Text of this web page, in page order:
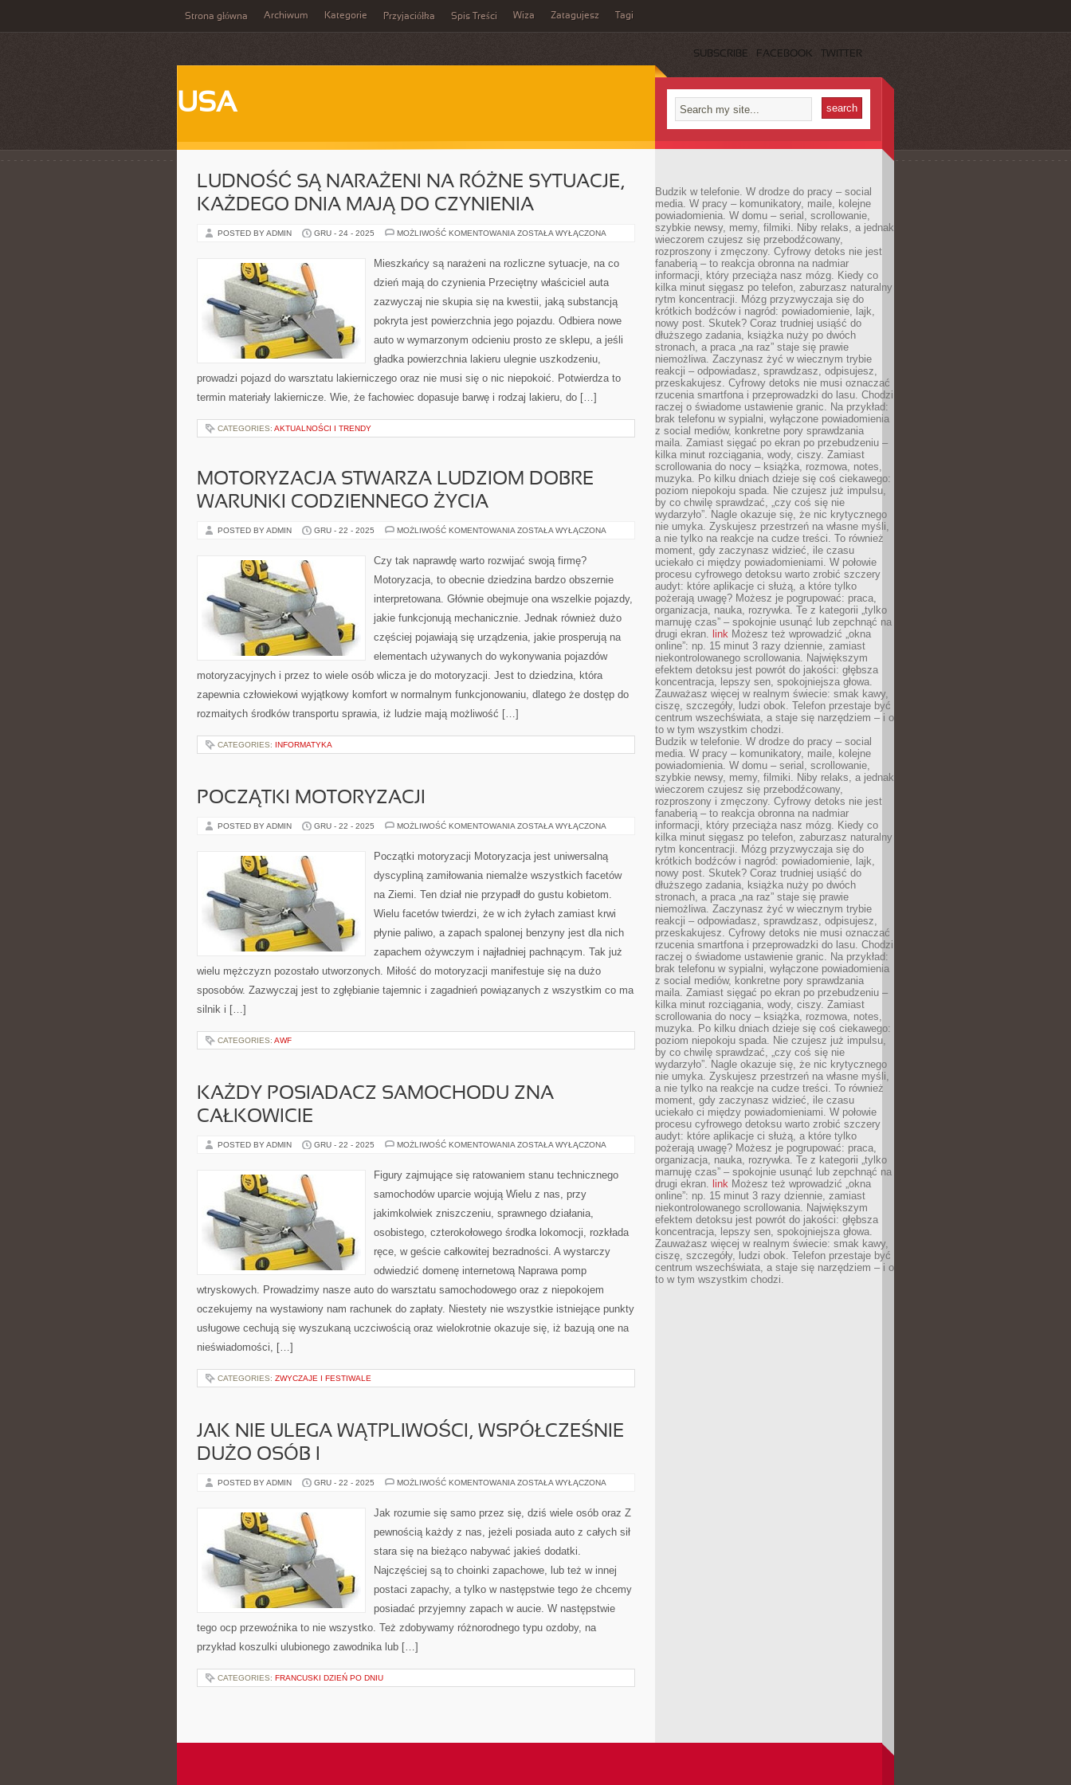
Strona główna Archiwum Kategorie Przyjaciółka Spis Treści Wiza Zatagujesz Tagi
SUBSCRIBE FACEBOOK TWITTER
USA
LUDNOŚĆ SĄ NARAŻENI NA RÓŻNE SYTUACJE,
KAŻDEGO DNIA MAJĄ DO CZYNIENIA
POSTED BY ADMIN GRU - 24 - 2025 MOŻLIWOŚĆ KOMENTOWANIA LUDNOŚĆ
NA
RÓŻNE
KAŻDEGO
MAJĄ
CZYNIENIA
ZOSTAŁA WYŁĄCZONA
Mieszkańcy są narażeni na rozliczne sytuacje, na co
dzień mają do czynienia Przeciętny właściciel auta
zazwyczaj nie skupia się na kwestii, jaką substancją
pokryta jest powierzchnia jego pojazdu. Odbiera nowe
auto w wymarzonym odcieniu prosto ze sklepu, a jeśli
gładka powierzchnia lakieru ulegnie uszkodzeniu,
prowadzi pojazd do warsztatu lakierniczego oraz nie musi się o nic niepokoić. Potwierdza to
termin materiały lakiernicze. Wie, że fachowiec dopasuje barwę i rodzaj lakieru, do […]
CATEGORIES: AKTUALNOŚCI I TRENDY
MOTORYZACJA STWARZA LUDZIOM DOBRE
WARUNKI CODZIENNEGO ŻYCIA
POSTED BY ADMIN GRU - 22 - 2025 MOŻLIWOŚĆ KOMENTOWANIA MOTORYZACJA
DOBRE
WARUNKI
ŻYCIA
ZOSTAŁA WYŁĄCZONA
Czy tak naprawdę warto rozwijać swoją firmę?
Motoryzacja, to obecnie dziedzina bardzo obszernie
interpretowana. Głównie obejmuje ona wszelkie pojazdy,
jakie funkcjonują mechanicznie. Jednak również dużo
częściej pojawiają się urządzenia, jakie prosperują na
elementach używanych do wykonywania pojazdów
motoryzacyjnych i przez to wiele osób wlicza je do motoryzacji. Jest to dziedzina, która
zapewnia człowiekowi wyjątkowy komfort w normalnym funkcjonowaniu, dlatego że dostęp do
rozmaitych środków transportu sprawia, iż ludzie mają możliwość […]
CATEGORIES: INFORMATYKA
POCZĄTKI MOTORYZACJI
POSTED BY ADMIN GRU - 22 - 2025 MOŻLIWOŚĆ KOMENTOWANIA POCZĄTKI
ZOSTAŁA WYŁĄCZONA
Początki motoryzacji Motoryzacja jest uniwersalną
dyscypliną zamiłowania niemalże wszystkich facetów
na Ziemi. Ten dział nie przypadł do gustu kobietom.
Wielu facetów twierdzi, że w ich żyłach zamiast krwi
płynie paliwo, a zapach spalonej benzyny jest dla nich
zapachem ożywczym i najładniej pachnącym. Tak już
wielu mężczyzn pozostało utworzonych. Miłość do motoryzacji manifestuje się na dużo
sposobów. Zazwyczaj jest to zgłębianie tajemnic i zagadnień powiązanych z wszystkim co ma
silnik i […]
CATEGORIES: AWF
KAŻDY POSIADACZ SAMOCHODU ZNA
CAŁKOWICIE
POSTED BY ADMIN GRU - 22 - 2025 MOŻLIWOŚĆ KOMENTOWANIA KAŻDY
CAŁKOWICIE
ZOSTAŁA WYŁĄCZONA
Figury zajmujące się ratowaniem stanu technicznego
samochodów uparcie wojują Wielu z nas, przy
jakimkolwiek zniszczeniu, sprawnego działania,
osobistego, czterokołowego środka lokomocji, rozkłada
ręce, w geście całkowitej bezradności. A wystarczy
odwiedzić domenę internetową Naprawa pomp
wtryskowych. Prowadzimy nasze auto do warsztatu samochodowego oraz z niepokojem
oczekujemy na wystawiony nam rachunek do zapłaty. Niestety nie wszystkie istniejące punkty
usługowe cechują się wyszukaną uczciwością oraz wielokrotnie okazuje się, iż bazują one na
nieświadomości, […]
CATEGORIES: ZWYCZAJE I FESTIWALE
JAK NIE ULEGA WĄTPLIWOŚCI, WSPÓŁCZEŚNIE
DUŻO OSÓB I
POSTED BY ADMIN GRU - 22 - 2025 MOŻLIWOŚĆ KOMENTOWANIA JAK
WĄTPLIWOŚCI,
WSPÓŁCZEŚNIE
OSÓB
ZOSTAŁA WYŁĄCZONA
Jak rozumie się samo przez się, dziś wiele osób oraz Z
pewnością każdy z nas, jeżeli posiada auto z całych sił
stara się na bieżąco nabywać jakieś dodatki.
Najczęściej są to choinki zapachowe, lub też w innej
postaci zapachy, a tylko w następstwie tego że chcemy
posiadać przyjemny zapach w aucie. W następstwie
tego ocp przewoźnika to nie wszystko. Też zdobywamy różnorodnego typu ozdoby, na
przykład koszulki ulubionego zawodnika lub […]
CATEGORIES: FRANCUSKI DZIEŃ PO DNIU
Budzik w telefonie. W drodze do pracy – social
media. W pracy – komunikatory, maile, kolejne
powiadomienia. W domu – serial, scrollowanie,
szybkie newsy, memy, filmiki. Niby relaks, a jednak
wieczorem czujesz się przebodźcowany,
rozproszony i zmęczony. Cyfrowy detoks nie jest
fanaberią – to reakcja obronna na nadmiar
informacji, który przeciąża nasz mózg. Kiedy co
kilka minut sięgasz po telefon, zaburzasz naturalny
rytm koncentracji. Mózg przyzwyczaja się do
krótkich bodźców i nagród: powiadomienie, lajk,
nowy post. Skutek? Coraz trudniej usiąść do
dłuższego zadania, książka nuży po dwóch
stronach, a praca „na raz” staje się prawie
niemożliwa. Zaczynasz żyć w wiecznym trybie
reakcji – odpowiadasz, sprawdzasz, odpisujesz,
przeskakujesz. Cyfrowy detoks nie musi oznaczać
rzucenia smartfona i przeprowadzki do lasu. Chodzi
raczej o świadome ustawienie granic. Na przykład:
brak telefonu w sypialni, wyłączone powiadomienia
z social mediów, konkretne pory sprawdzania
maila. Zamiast sięgać po ekran po przebudzeniu –
kilka minut rozciągania, wody, ciszy. Zamiast
scrollowania do nocy – książka, rozmowa, notes,
muzyka. Po kilku dniach dzieje się coś ciekawego:
poziom niepokoju spada. Nie czujesz już impulsu,
by co chwilę sprawdzać, „czy coś się nie
wydarzyło”. Nagle okazuje się, że nic krytycznego
nie umyka. Zyskujesz przestrzeń na własne myśli,
a nie tylko na reakcje na cudze treści. To również
moment, gdy zaczynasz widzieć, ile czasu
uciekało ci między powiadomieniami. W połowie
procesu cyfrowego detoksu warto zrobić szczery
audyt: które aplikacje ci służą, a które tylko
pożerają uwagę? Możesz je pogrupować: praca,
organizacja, nauka, rozrywka. Te z kategorii „tylko
marnuję czas” – spokojnie usunąć lub zepchnąć na
drugi ekran. link Możesz też wprowadzić „okna
online”: np. 15 minut 3 razy dziennie, zamiast
niekontrolowanego scrollowania. Największym
efektem detoksu jest powrót do jakości: głębsza
koncentracja, lepszy sen, spokojniejsza głowa.
Zauważasz więcej w realnym świecie: smak kawy,
ciszę, szczegóły, ludzi obok. Telefon przestaje być
centrum wszechświata, a staje się narzędziem – i o
to w tym wszystkim chodzi.
Budzik w telefonie. W drodze do pracy – social
media. W pracy – komunikatory, maile, kolejne
powiadomienia. W domu – serial, scrollowanie,
szybkie newsy, memy, filmiki. Niby relaks, a jednak
wieczorem czujesz się przebodźcowany,
rozproszony i zmęczony. Cyfrowy detoks nie jest
fanaberią – to reakcja obronna na nadmiar
informacji, który przeciąża nasz mózg. Kiedy co
kilka minut sięgasz po telefon, zaburzasz naturalny
rytm koncentracji. Mózg przyzwyczaja się do
krótkich bodźców i nagród: powiadomienie, lajk,
nowy post. Skutek? Coraz trudniej usiąść do
dłuższego zadania, książka nuży po dwóch
stronach, a praca „na raz” staje się prawie
niemożliwa. Zaczynasz żyć w wiecznym trybie
reakcji – odpowiadasz, sprawdzasz, odpisujesz,
przeskakujesz. Cyfrowy detoks nie musi oznaczać
rzucenia smartfona i przeprowadzki do lasu. Chodzi
raczej o świadome ustawienie granic. Na przykład:
brak telefonu w sypialni, wyłączone powiadomienia
z social mediów, konkretne pory sprawdzania
maila. Zamiast sięgać po ekran po przebudzeniu –
kilka minut rozciągania, wody, ciszy. Zamiast
scrollowania do nocy – książka, rozmowa, notes,
muzyka. Po kilku dniach dzieje się coś ciekawego:
poziom niepokoju spada. Nie czujesz już impulsu,
by co chwilę sprawdzać, „czy coś się nie
wydarzyło”. Nagle okazuje się, że nic krytycznego
nie umyka. Zyskujesz przestrzeń na własne myśli,
a nie tylko na reakcje na cudze treści. To również
moment, gdy zaczynasz widzieć, ile czasu
uciekało ci między powiadomieniami. W połowie
procesu cyfrowego detoksu warto zrobić szczery
audyt: które aplikacje ci służą, a które tylko
pożerają uwagę? Możesz je pogrupować: praca,
organizacja, nauka, rozrywka. Te z kategorii „tylko
marnuję czas” – spokojnie usunąć lub zepchnąć na
drugi ekran. link Możesz też wprowadzić „okna
online”: np. 15 minut 3 razy dziennie, zamiast
niekontrolowanego scrollowania. Największym
efektem detoksu jest powrót do jakości: głębsza
koncentracja, lepszy sen, spokojniejsza głowa.
Zauważasz więcej w realnym świecie: smak kawy,
ciszę, szczegóły, ludzi obok. Telefon przestaje być
centrum wszechświata, a staje się narzędziem – i o
to w tym wszystkim chodzi.